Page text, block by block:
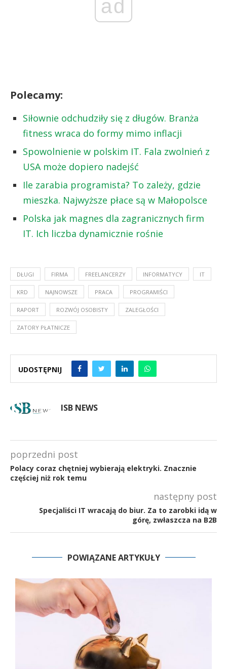
ad
Polecamy:
Siłownie odchudziły się z długów. Branża
fitness wraca do formy mimo inflacji
Spowolnienie w polskim IT. Fala zwolnień z
USA może dopiero nadejść
Ile zarabia programista? To zależy, gdzie
mieszka. Najwyższe płace są w Małopolsce
Polska jak magnes dla zagranicznych firm
IT. Ich liczba dynamicznie rośnie
DŁUGI FIRMA FREELANCERZY INFORMATYCY IT
KRD NAJNOWSZE PRACA PROGRAMIŚCI
RAPORT ROZWÓJ OSOBISTY ZALEGŁOŚCI
ZATORY PŁATNICZE
UDOSTĘPNIJ
ISB NEWS
poprzedni post
Polacy coraz chętniej wybierają elektryki. Znacznie
częściej niż rok temu
następny post
Specjaliści IT wracają do biur. Za to zarobki idą w
górę, zwłaszcza na B2B
POWIĄZANE ARTYKUŁY